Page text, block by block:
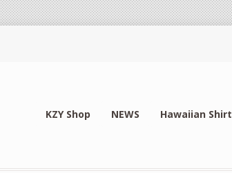
KZY Shop NEWS Hawaiian Shirt